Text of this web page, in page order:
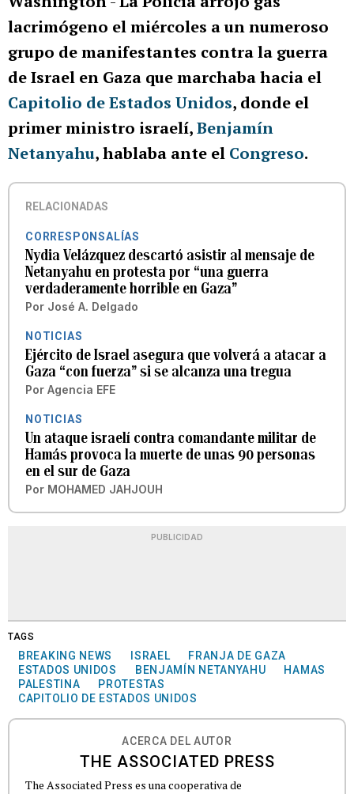
lacrimógeno el miércoles a un numeroso
grupo de manifestantes contra la guerra
de Israel en Gaza que marchaba hacia el
Capitolio de Estados Unidos, donde el
primer ministro israelí,Benjamín
Netanyahu, hablaba ante el Congreso.
RELACIONADAS
CORRESPONSALÍAS
Nydia Velázquez descartó asistir al mensaje de
Netanyahu en protesta por “una guerra
verdaderamente horrible en Gaza”
Por José A. Delgado
NOTICIAS
Ejército de Israel asegura que volverá a atacar a
Gaza “con fuerza” si se alcanza una tregua
Por Agencia EFE
NOTICIAS
Un ataque israelí contra comandante militar de
Hamás provoca la muerte de unas 90 personas
en el sur de Gaza
Por MOHAMED JAHJOUH
PUBLICIDAD
TAGS
BREAKING NEWS ISRAEL
FRANJA DE GAZA
ESTADOS UNIDOS
BENJAMÍN NETANYAHU
HAMAS
PALESTINA
PROTESTAS
CAPITOLIO DE ESTADOS UNIDOS
ACERCA DEL AUTOR
THE ASSOCIATED PRESS
The Associated Press es una cooperativa de